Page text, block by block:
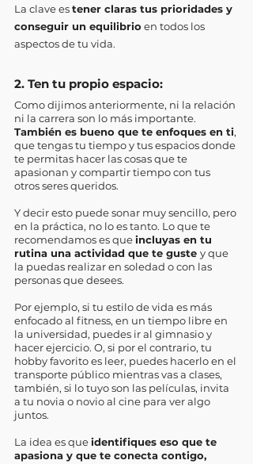
La clave es tener claras tus prioridades y
conseguir un equilibrio en todos los
aspectos de tu vida.
2. Ten tu propio espacio:
Como dijimos anteriormente, ni la relación
ni la carrera son lo más importante.
También es bueno que te enfoques en ti,
que tengas tu tiempo y tus espacios donde
te permitas hacer las cosas que te
apasionan y compartir tiempo con tus
otros seres queridos.
Y decir esto puede sonar muy sencillo, pero
en la práctica, no lo es tanto. Lo que te
recomendamos es que incluyas en tu
rutina una actividad que te guste y que
la puedas realizar en soledad o con las
personas que desees.
Por ejemplo, si tu estilo de vida es más
enfocado al fitness, en un tiempo libre en
la universidad, puedes ir al gimnasio y
hacer ejercicio. O, si por el contrario, tu
hobby favorito es leer, puedes hacerlo en el
transporte público mientras vas a clases,
también, si lo tuyo son las películas, invita
a tu novia o novio al cine para ver algo
juntos.
La idea es que identifiques eso que te
apasiona y que te conecta contigo,